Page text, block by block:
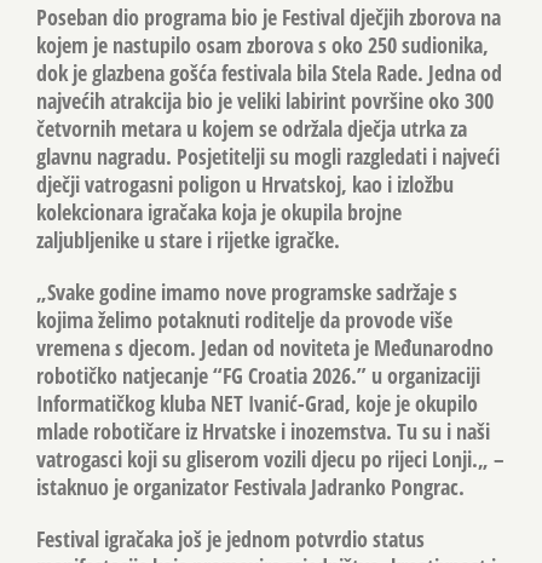
Poseban dio programa bio je Festival dječjih zborova na
kojem je nastupilo osam zborova s oko 250 sudionika,
dok je glazbena gošća festivala bila Stela Rade. Jedna od
najvećih atrakcija bio je veliki labirint površine oko 300
četvornih metara u kojem se održala dječja utrka za
glavnu nagradu. Posjetitelji su mogli razgledati i najveći
dječji vatrogasni poligon u Hrvatskoj, kao i izložbu
kolekcionara igračaka koja je okupila brojne
zaljubljenike u stare i rijetke igračke.
„Svake godine imamo nove programske sadržaje s
kojima želimo potaknuti roditelje da provode više
vremena s djecom. Jedan od noviteta je Međunarodno
robotičko natjecanje “FG Croatia 2026.” u organizaciji
Informatičkog kluba NET Ivanić-Grad, koje je okupilo
mlade robotičare iz Hrvatske i inozemstva. Tu su i naši
vatrogasci koji su gliserom vozili djecu po rijeci Lonji.„ –
istaknuo je organizator Festivala Jadranko Pongrac.
Festival igračaka još je jednom potvrdio status